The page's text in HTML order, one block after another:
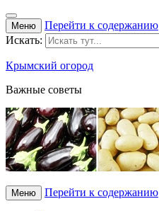
Меню
Перейти к содержанию
Искать:
Крымский огород
Важные советы
Меню Перейти к содержанию